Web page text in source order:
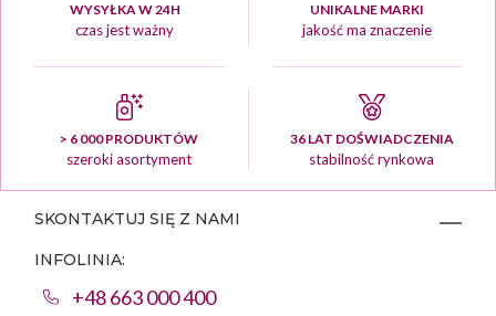
WYSYŁKA W 24H
czas jest ważny
UNIKALNE MARKI
jakość ma znaczenie
> 6 000 PRODUKTÓW
szeroki asortyment
36 LAT DOŚWIADCZENIA
stabilność rynkowa
SKONTAKTUJ SIĘ Z NAMI
INFOLINIA:
+48 663 000 400